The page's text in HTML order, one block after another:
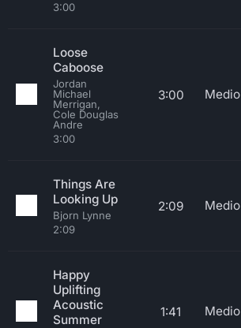
3:00
Loose
Caboose
Jordan
Michael
Merrigan,
Cole Douglas
Andre
3:00
3:00 Medio
Things Are
Looking Up
Bjorn Lynne
2:09
2:09 Medio
Happy
Uplifting
Acoustic
Summer
1:41 Medio